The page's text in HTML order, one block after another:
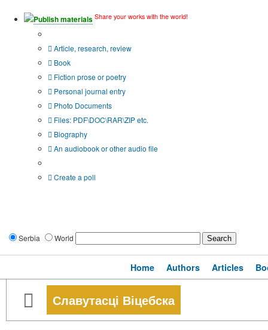
Publish materials Share your works with the world!
Article, research, review
Book
Fiction prose or poetry
Personal journal entry
Photo Documents
Files: PDF\DOC\RAR\ZIP etc.
Biography
An audiobook or other audio file
Create a poll
Serbia World
Home Authors Articles
Славутасці Віцебска